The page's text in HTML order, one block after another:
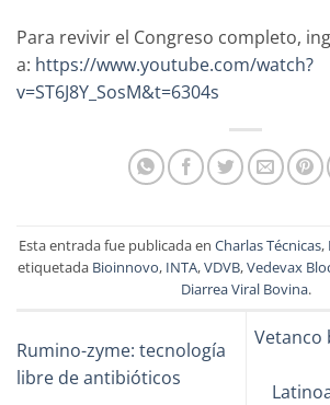
Para revivir el Congreso completo,
a: https://www.youtube.com/watch?
v=ST6J8Y_SosM&t=6304s
Esta entrada fue publicada en Charlas Técnicas,
etiquetada Bioinnovo, INTA,VDVB,Vedevax
Diarrea Viral Bovina.
Rumino-zyme: tecnología
libre de antibióticos
Vetanco